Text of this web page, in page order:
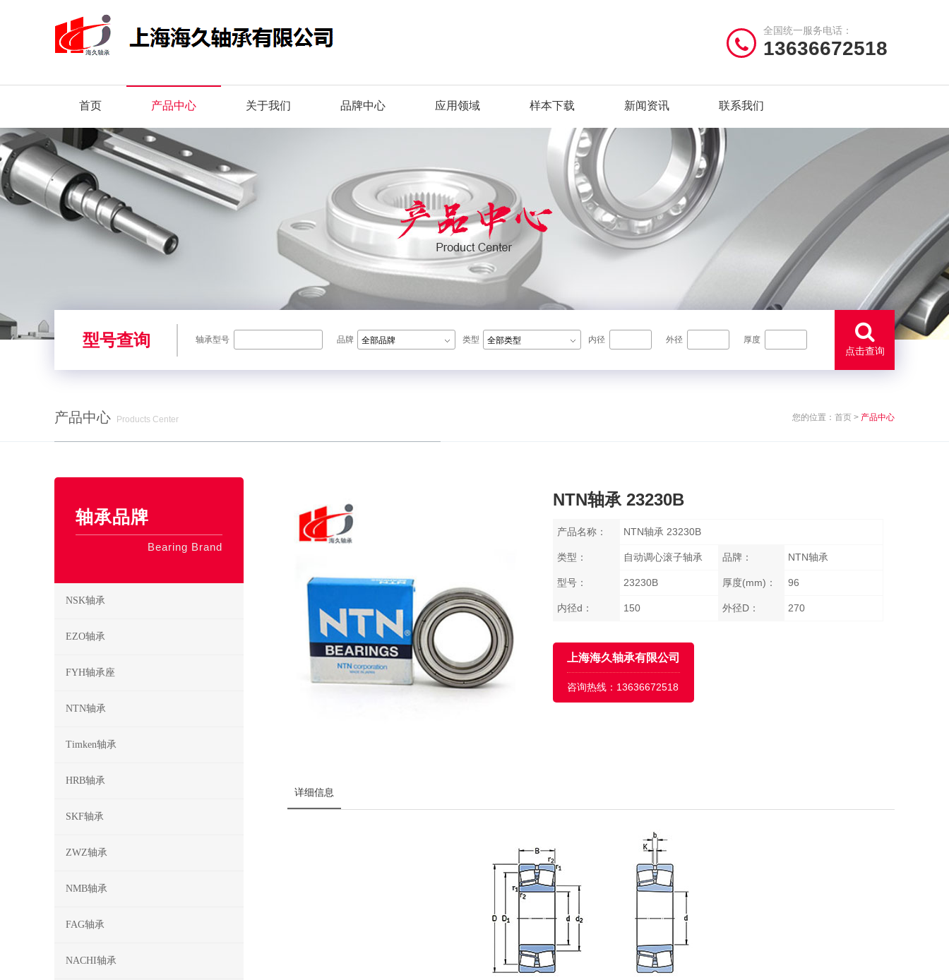
全国统一服务电话：
13636672518
首页 产品中心 关于我们 品牌中心 应用领域 样本下载 新闻资讯 联系我们
型号查询 轴承型号 品牌 全部品牌 类型 全部类型 内径 外径 厚度
点击查询
产品中心
Products Center
您的位置： 首页 > 产品中心
NTN轴承 23230B
产品名称： NTN轴承 23230B
类型： 自动调心滚子轴承 品牌： NTN轴承
型号： 23230B 厚度(mm)： 96
内径d： 150 外径D： 270
上海海久轴承有限公司
咨询热线： 13636672518
详细信息
轴承品牌
Bearing Brand
NSK轴承
EZO轴承
FYH轴承座
NTN轴承
Timken轴承
HRB轴承
SKF轴承
ZWZ轴承
NMB轴承
FAG轴承
NACHI轴承